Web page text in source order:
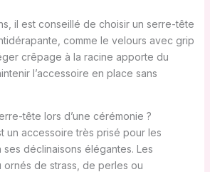
il est conseillé de choisir un serre-tête
comme le velours avec grip
crêpage à la racine apporte du
l’accessoire en place sans
tête lors d’une cérémonie ?
un accessoire très prisé pour les
déclinaisons élégantes. Les
ornés de strass, de perles ou